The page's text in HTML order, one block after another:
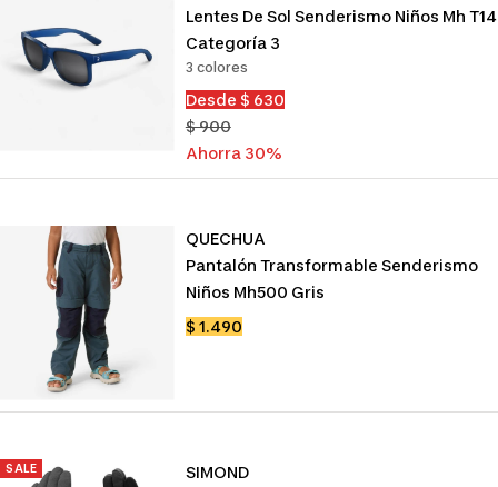
Lentes De Sol Senderismo Niños Mh
Categoría 3
3 colores
Precio
de
venta
Desde $ 630
Precio
normal
$ 900
Ahorra 30%
QUECHUA
Pantalón Transformable Senderismo
Niños Mh500 Gris
Precio
$ 1.490
SALE
SIMOND